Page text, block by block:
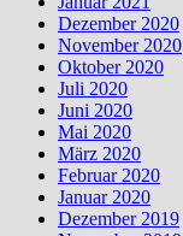
Dezember 2020
November 2020
Oktober 2020
Juli 2020
Juni 2020
Mai 2020
März 2020
Februar 2020
Januar 2020
Dezember 2019